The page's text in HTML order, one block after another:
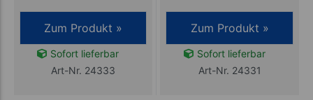
Zum Produkt »
Sofort lieferbar
Art-Nr. 24333
Zum Produkt »
Sofort lieferbar
Art-Nr. 24331